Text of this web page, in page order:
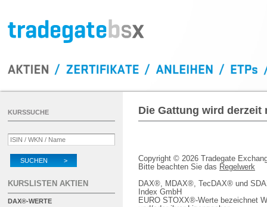
Die Gattung wird derzeit
Copyright © 2026 Tradegate
Bitte beachten Sie das Regelwerk
DAX®, MDAX®, TecDAX® und
Index GmbH
EURO STOXX®-Werte bezeichnet
KURSSUCHE
SUCHEN >
KURSLISTEN AKTIEN
DAX®-WERTE